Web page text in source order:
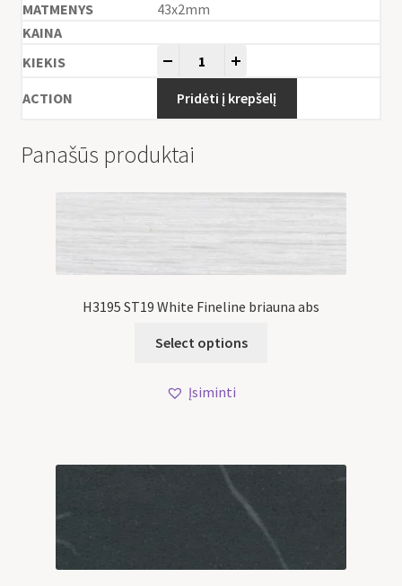
43x2mm
Pridėti į krepšelį
Panašūs produktai
H3195 ST19 White Fineline briauna abs
Select options
Įsiminti